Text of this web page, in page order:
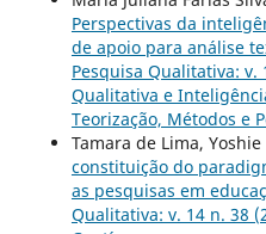
Perspectivas da
de apoio para análise
Pesquisa Qualitativa: v.
Qualitativa e
Teorização, Métodos e
Tamara de Lima,
constituição do
as pesquisas em
Qualitativa: v. 14 n. 38